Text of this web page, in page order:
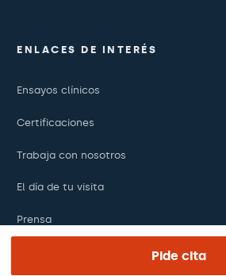
Pide cita
ENLACES DE INTERÉS
Ensayos clínicos
Certificaciones
Trabaja con nosotros
El día de tu visita
Prensa